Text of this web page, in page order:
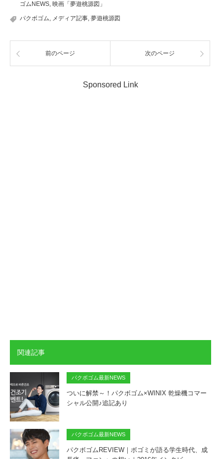
ゴムNEWS, 映画「夢遊桃源図」
パクボゴム, メディア記事, 夢遊桃源図
前のページ 次のページ
Sponsored Link
関連記事
パクボゴム最新NEWS
ついに解禁～！パクボゴム×WINIX 乾燥機コマー
シャル公開♪追記あり
パクボゴム最新NEWS
パクボゴムREVIEW｜ボゴミが語る学生時代、成